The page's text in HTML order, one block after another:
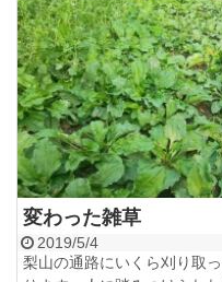
変わった雑草
2019/5/4
梨山の通路にいくら刈り取